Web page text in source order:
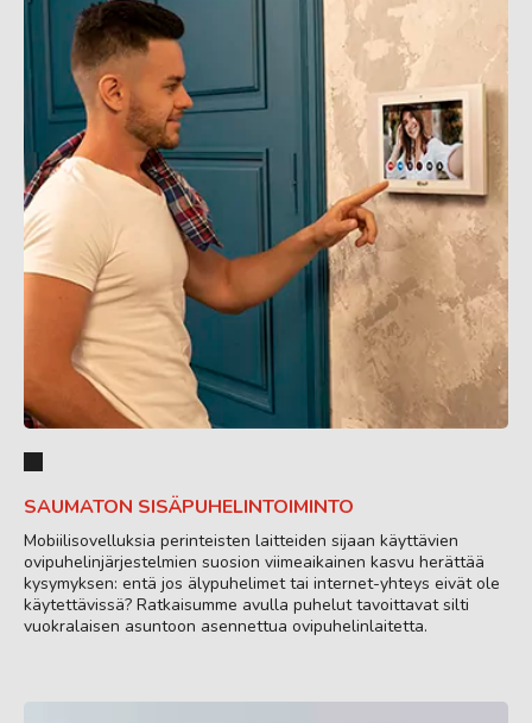
SAUMATON SISÄPUHELINTOIMINTO
Mobiilisovelluksia perinteisten laitteiden sijaan käyttävien
ovipuhelinjärjestelmien suosion viimeaikainen kasvu herättää
kysymyksen: entä jos älypuhelimet tai internet-yhteys eivät ole
käytettävissä? Ratkaisumme avulla puhelut tavoittavat silti
vuokralaisen asuntoon asennettua ovipuhelinlaitetta.